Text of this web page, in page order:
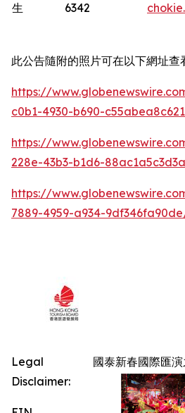
生
6342
此公告隨附的照片可在以下網址查
https://
c0b1-4930-b690-
https://
228e-43b3-b1d6-
https://
7889-4959-a934-
國泰新春國際匯
Legal
Disclaimer: